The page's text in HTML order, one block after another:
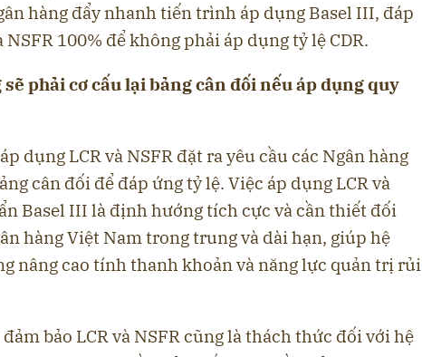
hàng đẩy nhanh tiến trình áp dụng Basel III, đáp
NSFR 100% để không phải áp dụng tỷ lệ CDR.
sẽ phải cơ cấu lại bảng cân đối nếu áp dụng quy
dụng LCR và NSFR đặt ra yêu cầu các Ngân hàng
cân đối để đáp ứng tỷ lệ. Việc áp dụng LCR và
Basel III là định hướng tích cực và cần thiết đối
hàng Việt Nam trong trung và dài hạn, giúp hệ
nâng cao tính thanh khoản và năng lực quản trị rủi
bảo LCR và NSFR cũng là thách thức đối với hệ